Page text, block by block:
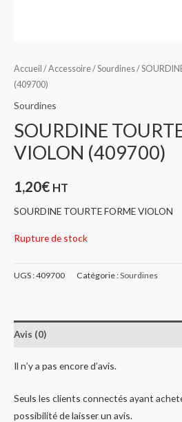
Accueil /Accessoire/Sourdines/
(409700)
Sourdines
SOURDINE
VIOLON (409700)
1,20€ HT
SOURDINE TOURTE FORME VIOLON
Rupture de stock
UGS :409700 Catégorie :Sourdines
Avis (0)
Il n’y a pas encore d’avis.
Seuls les clients connectés ayant
possibilité de laisser un avis.